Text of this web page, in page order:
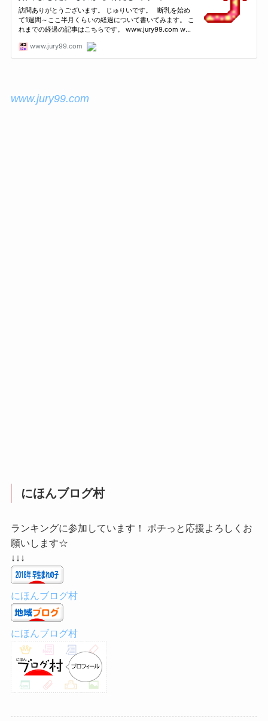
www.jury99.com
にほんブログ村
ランキングに参加しています！ ポチっと応援よろしくお
願いします☆
↓↓↓
にほんブログ村
にほんブログ村